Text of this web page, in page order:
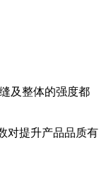
及整体的强度都
对提升产品品质有